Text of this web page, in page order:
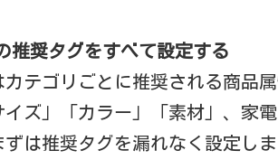
推奨タグをすべて設定する
テゴリごとに推奨される商品
イズ」「カラー」「素材」、家
は推奨タグを漏れなく設定しま